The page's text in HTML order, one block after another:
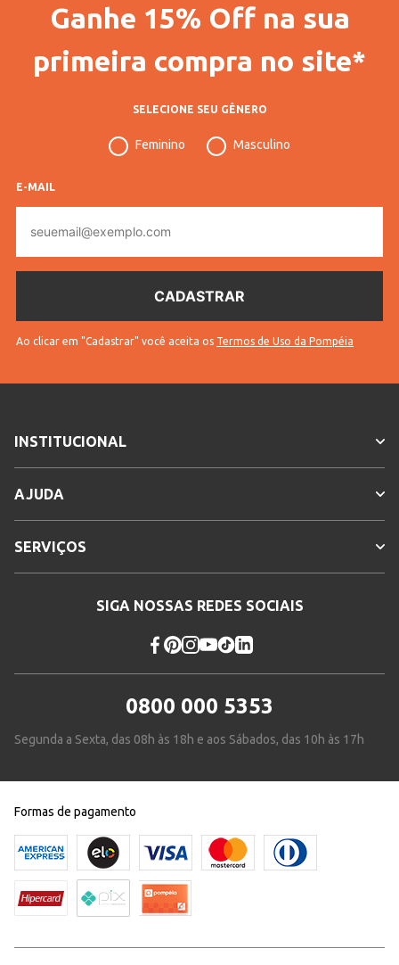
Ganhe 15% Off na sua
primeira compra no site*
SELECIONE SEU GÊNERO
Feminino Masculino
E-MAIL
mail
Ao clicar em "Cadastrar" você aceita os Termos de Uso da Pompéia
INSTITUCIONAL
AJUDA
SERVIÇOS
SIGA NOSSAS REDES SOCIAIS
0800 000 5353
Segunda a Sexta, das 08h às 18h e aos Sábados, das 10h às 17h
Formas de pagamento